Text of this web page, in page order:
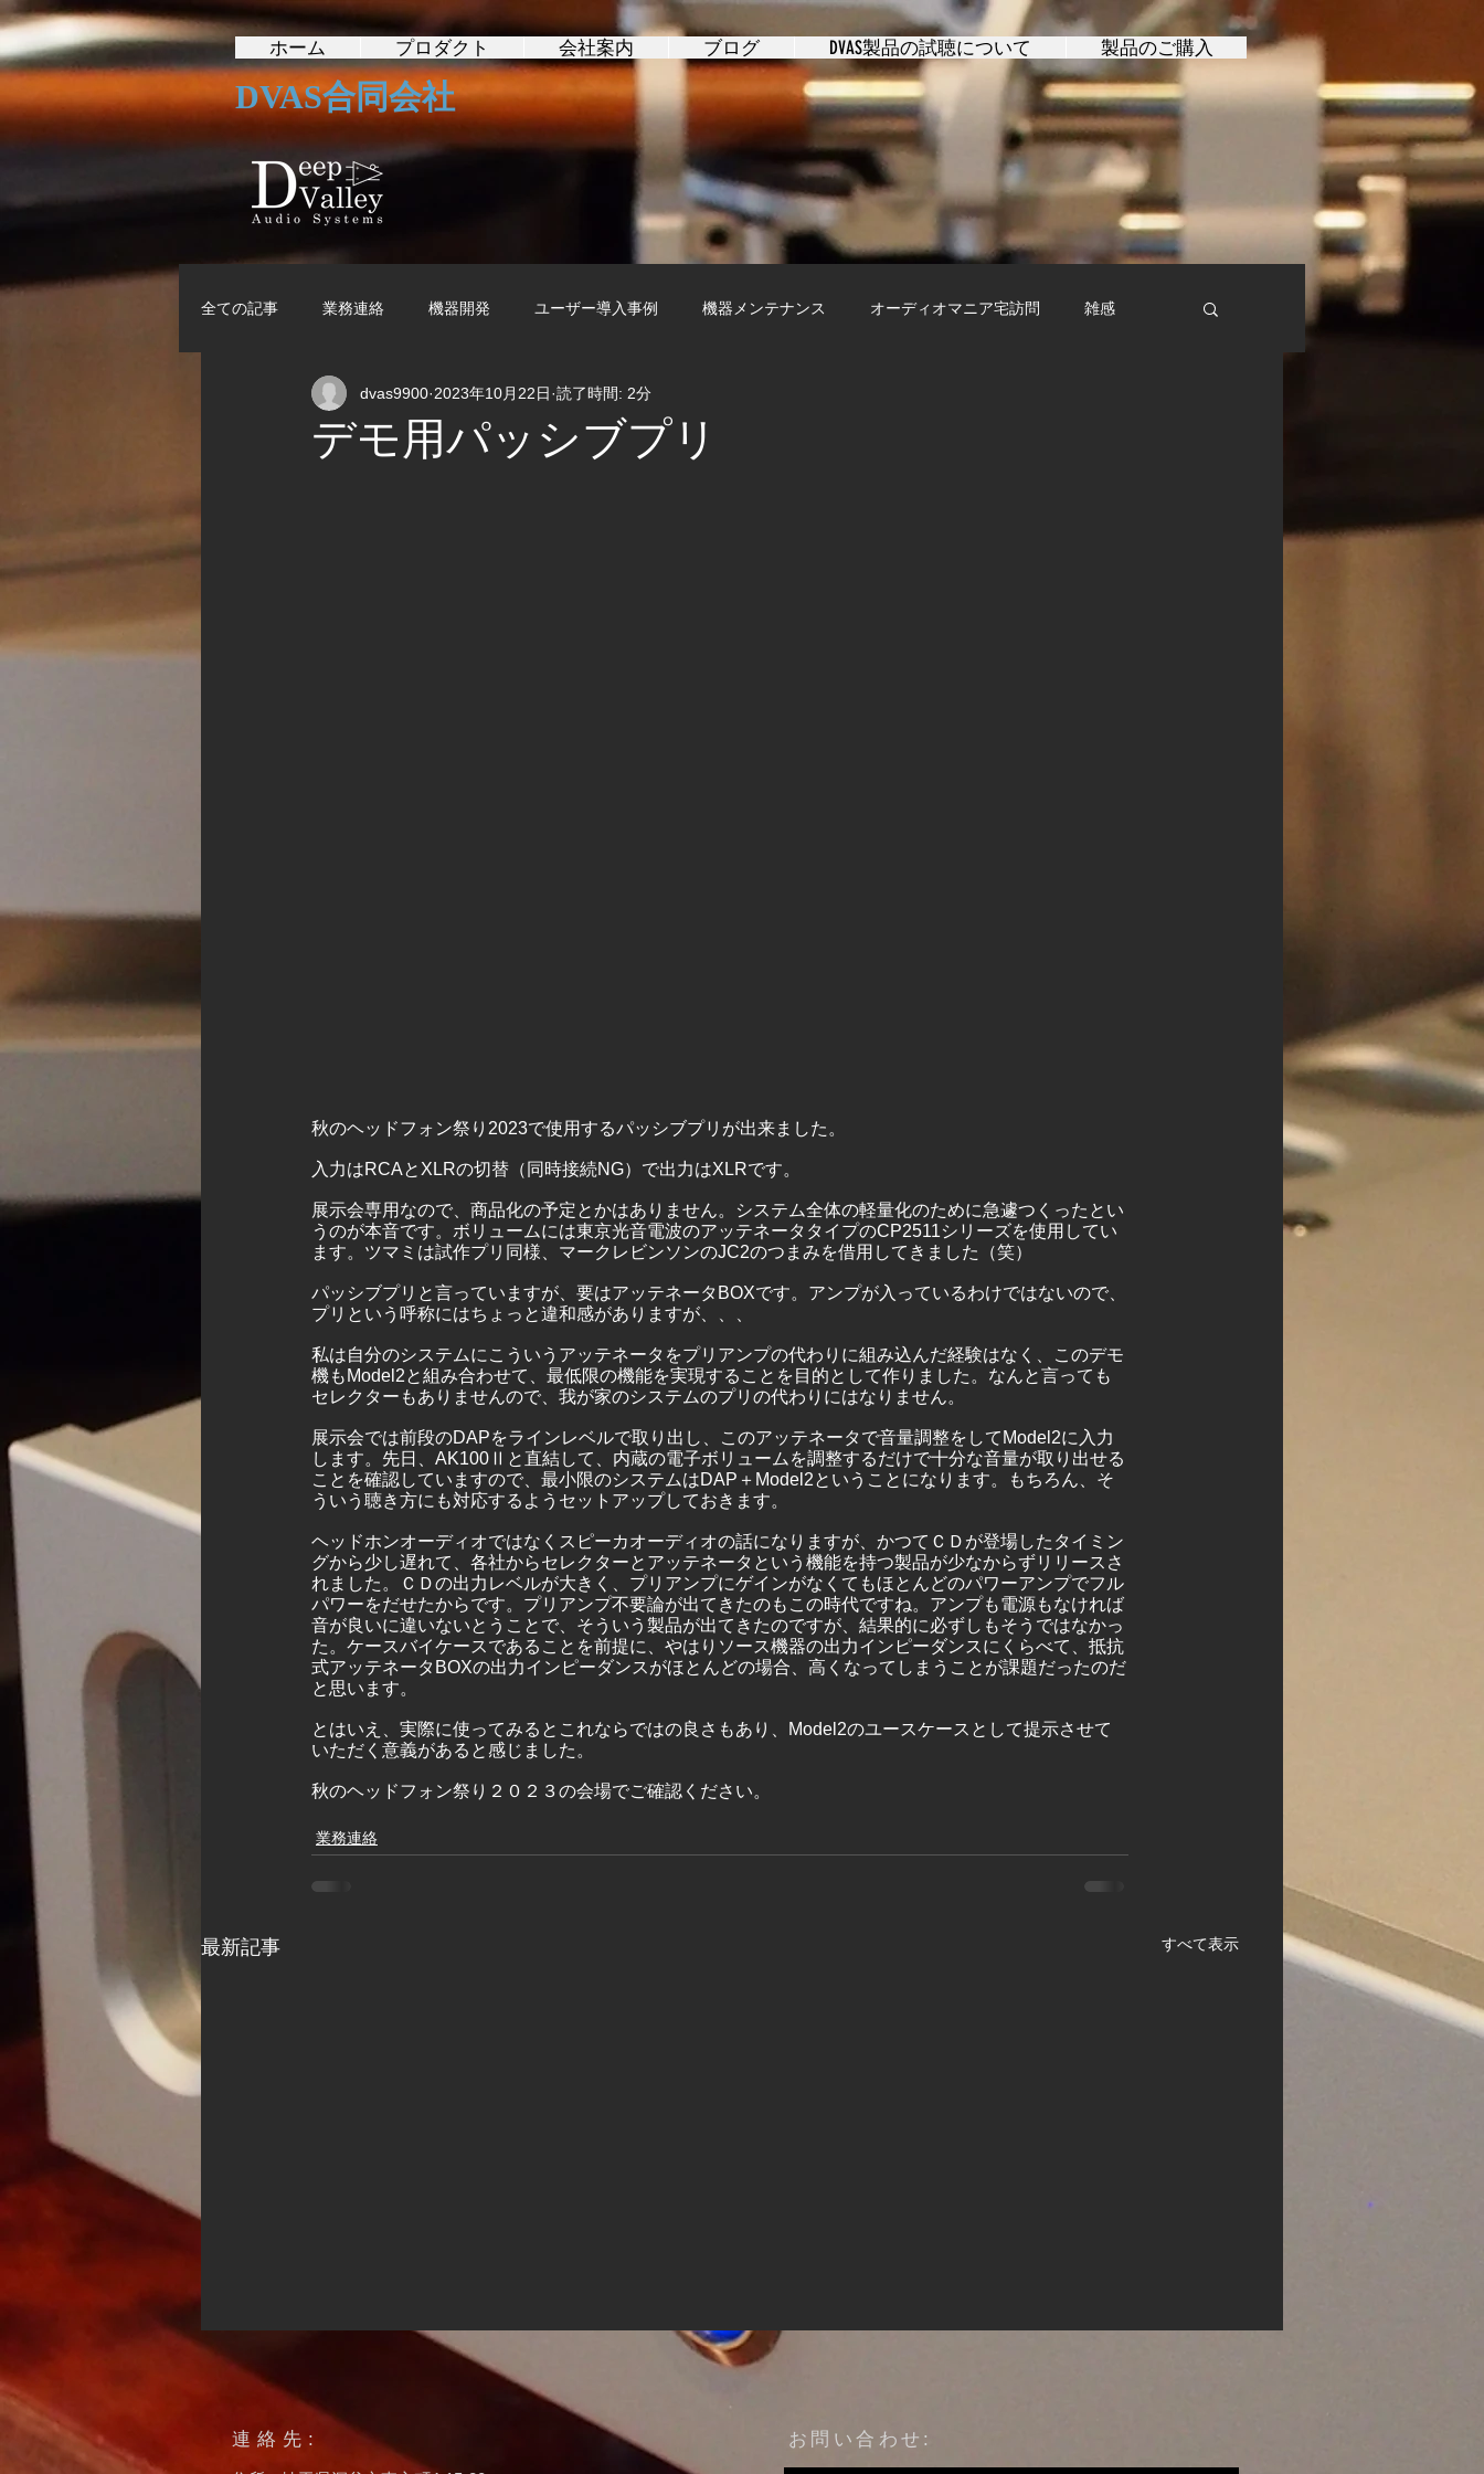
ホーム プロダクト 会社案内 ブログ DVAS製品の試聴について 製品のご購入
DVAS合同会社
全ての記事 業務連絡 機器開発 ユーザー導入事例 機器メンテナンス オーディオマニア宅訪問 雑感
デモ用パッシブプリ
dvas9900 2023年10月22日 読了時間: 2分
秋のヘッドフォン祭り2023で使用するパッシブプリが出来ました。
入力はRCAとXLRの切替（同時接続NG）で出力はXLRです。
展示会専用なので、商品化の予定とかはありません。システム全体の軽量化のために急遽つくったとい
うのが本音です。ボリュームには東京光音電波のアッテネータタイプのCP2511シリーズを使用してい
ます。ツマミは試作プリ同様、マークレビンソンのJC2のつまみを借用してきました（笑）
パッシブプリと言っていますが、要はアッテネータBOXです。アンプが入っているわけではないので、
プリという呼称にはちょっと違和感がありますが、、、
私は自分のシステムにこういうアッテネータをプリアンプの代わりに組み込んだ経験はなく、このデモ
機もModel2と組み合わせて、最低限の機能を実現することを目的として作りました。なんと言っても
セレクターもありませんので、我が家のシステムのプリの代わりにはなりません。
展示会では前段のDAPをラインレベルで取り出し、このアッテネータで音量調整をしてModel2に入力
します。先日、AK100Ⅱと直結して、内蔵の電子ボリュームを調整するだけで十分な音量が取り出せる
ことを確認していますので、最小限のシステムはDAP＋Model2ということになります。もちろん、そ
ういう聴き方にも対応するようセットアップしておきます。
ヘッドホンオーディオではなくスピーカオーディオの話になりますが、かつてＣＤが登場したタイミン
グから少し遅れて、各社からセレクターとアッテネータという機能を持つ製品が少なからずリリースさ
れました。ＣＤの出力レベルが大きく、プリアンプにゲインがなくてもほとんどのパワーアンプでフル
パワーをだせたからです。プリアンプ不要論が出てきたのもこの時代ですね。アンプも電源もなければ
音が良いに違いないとうことで、そういう製品が出てきたのですが、結果的に必ずしもそうではなかっ
た。ケースバイケースであることを前提に、やはりソース機器の出力インピーダンスにくらべて、抵抗
式アッテネータBOXの出力インピーダンスがほとんどの場合、高くなってしまうことが課題だったのだ
と思います。
とはいえ、実際に使ってみるとこれならではの良さもあり、Model2のユースケースとして提示させて
いただく意義があると感じました。
秋のヘッドフォン祭り２０２３の会場でご確認ください。
業務連絡
最新記事 すべて表示
新試聴室について
連絡先: ​お問い合わせ: